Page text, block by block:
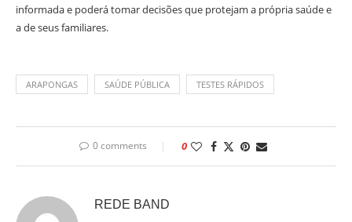
informada e poderá tomar decisões que protejam a própria saúde e
a de seus familiares.
ARAPONGAS SAÚDE PÚBLICA TESTES RÁPIDOS
0 comments 0
REDE BAND